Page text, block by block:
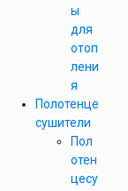
ы
для
отоп
лени
я
Полотенце
сушители
Пол
отен
цесу